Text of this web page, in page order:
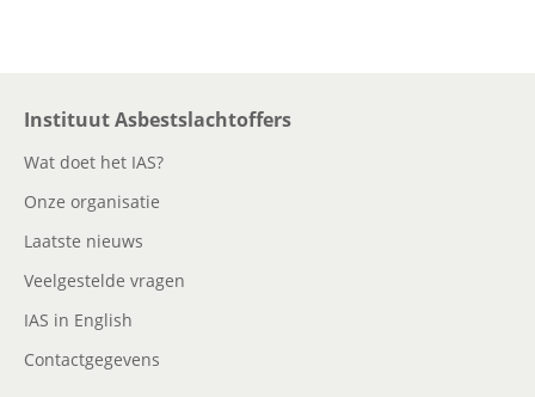
Instituut Asbestslachtoffers
Wat doet het IAS?
Onze organisatie
Laatste nieuws
Veelgestelde vragen
IAS in English
Contactgegevens